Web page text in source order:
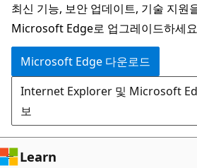
츠
로
건
너
뛰
기
최신 기능, 보안 업데이트, 기술 지원
Microsoft Edge로 업그레이드하세
Microsoft Edge 다운로드
Internet Explorer 및 Microsoft
보
Learn